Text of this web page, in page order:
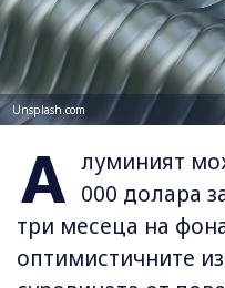
Unsplash.com
А луминият
000 долара
три месеца на
оптимистичните